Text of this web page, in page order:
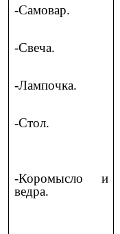
-Самовар.
-Свеча.
-Лампочка.
-Стол.
-Коромысло и
ведра.